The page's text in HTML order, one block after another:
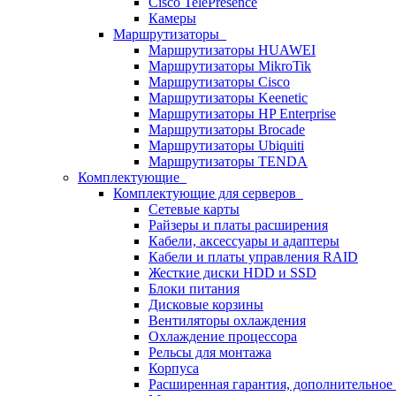
Камеры
Маршрутизаторы
Маршрутизаторы HUAWEI
Маршрутизаторы MikroTik
Маршрутизаторы Cisco
Маршрутизаторы Keenetic
Маршрутизаторы HP Enterprise
Маршрутизаторы Brocade
Маршрутизаторы Ubiquiti
Маршрутизаторы TENDA
Комплектующие
Комплектующие для серверов
Сетевые карты
Райзеры и платы расширения
Кабели, аксессуары и адаптеры
Кабели и платы управления RAID
Жесткие диски HDD и SSD
Блоки питания
Дисковые корзины
Вентиляторы охлаждения
Охлаждение процессора
Рельсы для монтажа
Корпуса
Расширенная гарантия,